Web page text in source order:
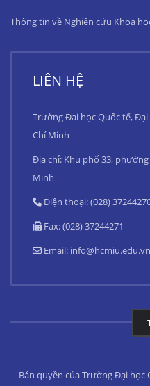
Thông tin về Nghiên cứu Khoa
LIÊN HỆ
Trường Đại học Quốc tế,
Chí Minh
Địa chỉ: Khu phố 33,
Minh
Điện thoại: (028)
Fax: (028) 37244271
Email: info@hcmiu.edu.vn
Bản quyền của Trường Đại học